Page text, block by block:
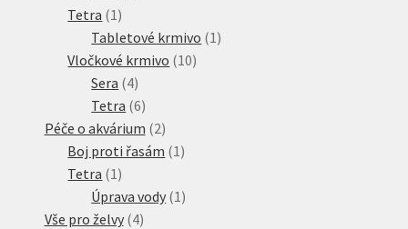
Tetra 1 1
produkt
Tabletové krmivo 1 1
Vločkové krmivo 1010
Sera 44
produkty
Tetra 66
produktů
Péče o akvárium 22
produkty
Boj proti řasám 1 1
Tetra 1 1
produkt
Úprava vody 1 1
Vše pro želvy 44